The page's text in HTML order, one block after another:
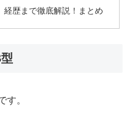
経歴まで徹底解説！まとめ
す。